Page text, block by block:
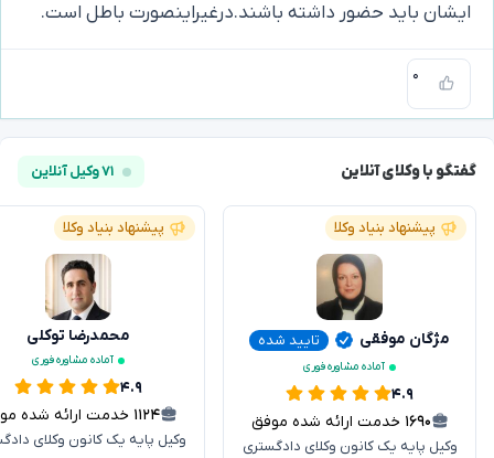
ایشان باید حضور داشته باشند.درغیراینصورت باطل است.
۰
گفتگو با وکلای آنلاین ۷۱ وکیل آنلاین
پیشنهاد بنیاد وکلا
مژگان موفقی تایید شده
آماده مشاوره فوری
۴.۹
۱۶۹۰ خدمت ارائه شده موفق
وکیل پایه یک کانون وکلای دادگستری
پیشنهاد بنیاد وکلا
محمدرضا توکلی
آماده مشاوره فوری
۴.۹
۱۱۲۴ خدمت ارائه شده موفق
وکیل پایه یک کانون وکلای